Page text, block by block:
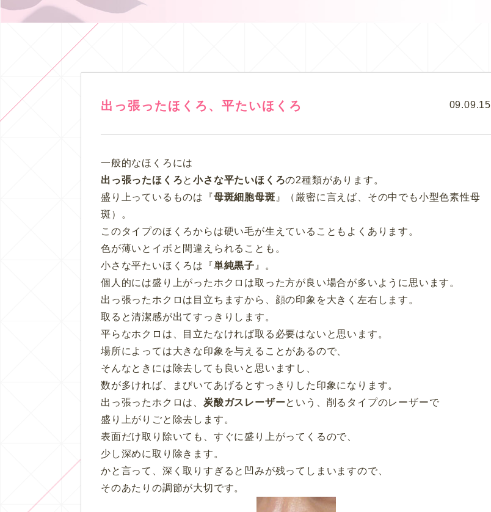
出っ張ったほくろ、平たいほくろ 09.09.15
一般的なほくろには
出っ張ったほくろと小さな平たいほくろの2種類があります。
盛り上っているものは『母斑細胞母斑 』（厳密に言えば、その中でも小型色素性母
斑）。
このタイプのほくろからは硬い毛が生えていることもよくあります。
色が薄いとイボと間違えられることも。
小さな平たいほくろは『単純黒子 』。
個人的には盛り上がったホクロは取った方が良い場合が多いように思います。
出っ張ったホクロは目立ちますから、顔の印象を大きく左右します。
取ると清潔感が出てすっきりします。
平らなホクロは、目立たなければ取る必要はないと思います。
場所によっては大きな印象を与えることがあるので、
そんなときには除去しても良いと思いますし、
数が多ければ、まびいてあげるとすっきりした印象になります。
出っ張ったホクロは、 炭酸ガスレーザーという、削るタイプのレーザーで
盛り上がりごと除去します。
表面だけ取り除いても、すぐに盛り上がってくるので、
少し深めに取り除きます。
かと言って、深く取りすぎると凹みが残ってしまいますので、
そのあたりの調節が大切です。